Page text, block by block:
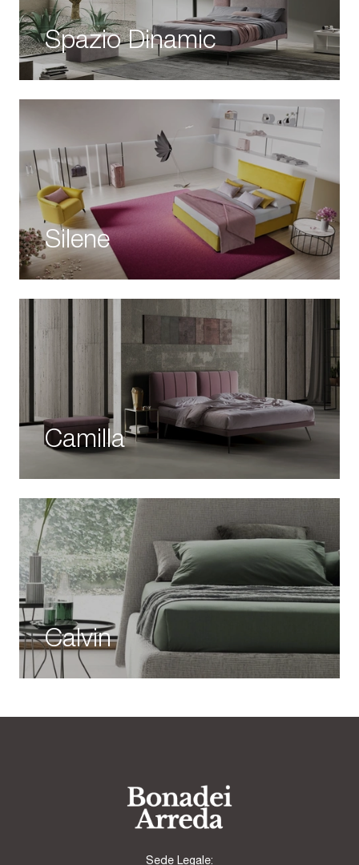
Spazio Dinamic
Silene
Camilla
Calvin
Sede Legale: